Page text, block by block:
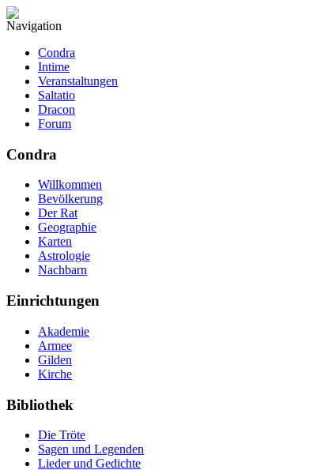
Navigation
Condra
Intime
Veranstaltungen
Saltatio
Dracon
Forum
Condra
Willkommen
Bevölkerung
Der Rat
Geographie
Karten
Astrologie
Nachbarn
Einrichtungen
Akademie
Armee
Gilden
Kirche
Bibliothek
Die Tröte
Sagen und Legenden
Lieder und Gedichte